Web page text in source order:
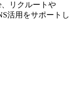
リクルートや
活用をサポートし